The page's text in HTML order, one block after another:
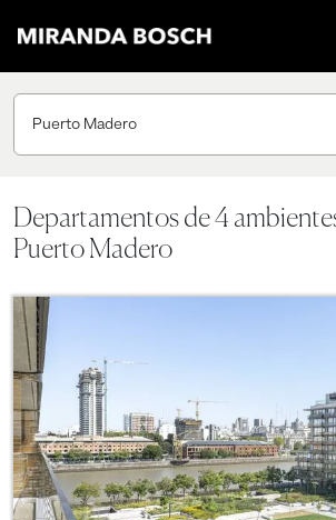
Puerto Madero
Departamentos de 4
Puerto Madero
Previous